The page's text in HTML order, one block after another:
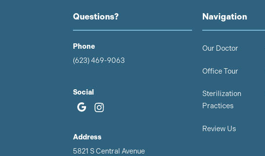
Questions?
Phone
(623) 469-9063
Social
Address
5821 S Central Avenue
Navigation
Our Doctor
Office Tour
Sterilization
Practices
Review Us